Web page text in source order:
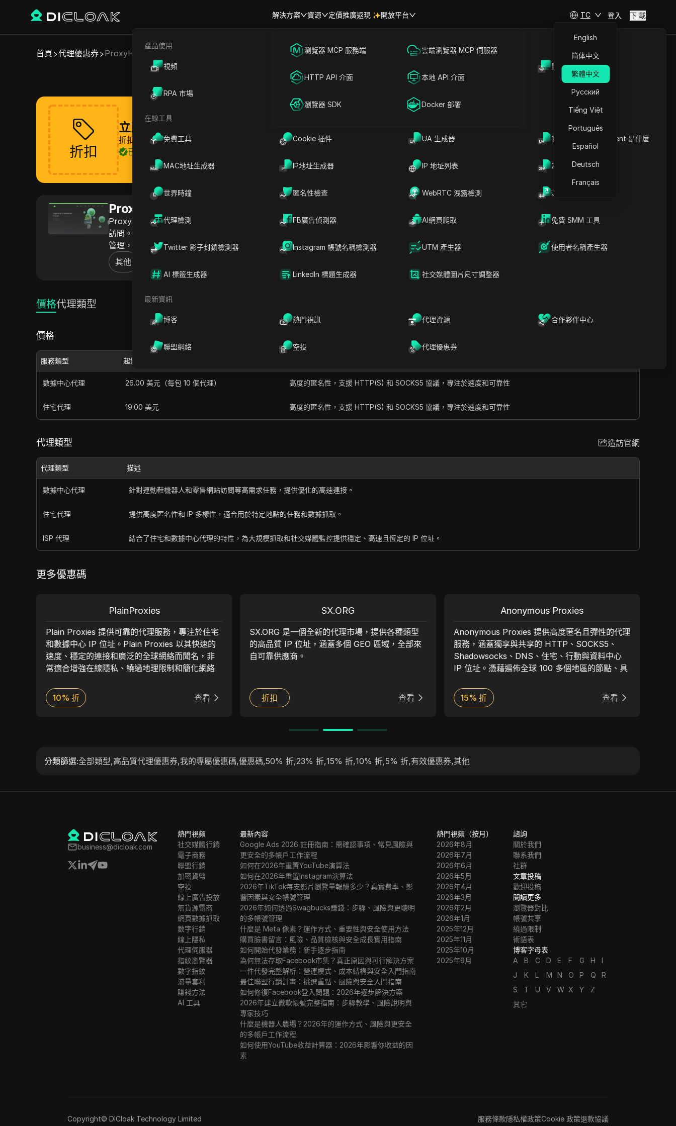
解決方案
海外社媒營銷
廣告投放
帳號共享
資源
產品使用
視頻 開放API
RPA 市場
在線工具
免費工具 Cookie 插件 UA 生成器 我的瀏覽器 User Agent 是什麼
MAC地址生成器 IP地址生成器 IP 地址列表 2FA验证码生成器
世界時鐘 匿名性檢查 WebRTC 洩露檢測 UUID 產生器
代理檢測 FB廣告偵測器 AI網頁爬取 免費 SMM 工具
Twitter 影子封鎖檢測器 Instagram 帳號名稱檢測器 UTM 產生器 使用者名稱產生器
AI 標籤生成器 LinkedIn 標題生成器 社交媒體圖片尺寸調整器
最新資訊
博客 熱門視訊 代理資源 合作夥伴中心
聯盟網絡 空投 代理優惠券
定價推廣返現 開放平台
瀏覽器 MCP 服務端 雲端瀏覽器 MCP 伺服器
HTTP API 介面 本地 API 介面
瀏覽器 SDK Docker 部署
TC
English
简体中文
繁體中文
Русский
Tiếng Việt
Português
Español
Deutsch
Français
登入 下 載
首頁 代理優惠券 ProxyHeaven
有效的 ProxyHeaven 優惠券和優惠碼
折扣
立即領取 ProxyHeaven 折扣
折扣即將推出，請耐心等待
已驗證
ProxyHeaven
ProxyHeaven 率先提供精英代理解決方案，確保在線的頂級匿名性。它專為專業人士和隱私愛好者設計，提供廣泛的 IP 範圍以便於多功能的網絡
訪問。ProxyHeaven 強大的基礎設施保證了高速且穩定的連接，非常適合要求苛刻的網絡任務。其以使用者為中心的設計和專業支持簡化了代理
管理，提供無憂的瀏覽體驗。
其他
價格代理類型
價格
服務類型 起始價格
數據中心代理 26.00 美元（每包 10 個代理） 高度的匿名性，支援 HTTP(S) 和 SOCKS5 協議，專注於速度和可靠性
住宅代理 19.00 美元 高度的匿名性，支援 HTTP(S) 和 SOCKS5 協議，專注於速度和可靠性
代理類型 造訪官網
代理類型 描述
數據中心代理 針對運動鞋機器人和零售網站訪問等高需求任務，提供優化的高速連接。
住宅代理 提供高度匿名性和 IP 多樣性，適合用於特定地點的任務和數據抓取。
ISP 代理 結合了住宅和數據中心代理的特性，為大規模抓取和社交媒體監控提供穩定、高速且恆定的 IP 位址。
更多優惠碼
PlainProxies
Plain Proxies 提供可靠的代理服務，專注於住宅
和數據中心 IP 位址。Plain Proxies 以其快速的
速度、穩定的連接和廣泛的全球網絡而聞名，非
常適合增強在線隱私、繞過地理限制和簡化網絡
滿意度，提供友好的使用介面和強大的安全措
施，確保無縫且安全的瀏覽體驗。無論是個人還
10% 折 查看
SX.ORG
SX.ORG 是一個全新的代理市場，提供各種類型
的高品質 IP 位址，涵蓋多個 GEO 區域，全部來
自可靠供應商。
折扣 查看
Anonymous Proxies
Anonymous Proxies 提供高度匿名且彈性的代理
服務，涵蓋獨享與共享的 HTTP、SOCKS5、
Shadowsocks、DNS、住宅、行動與資料中心
IP 位址。憑藉遍佈全球 100 多個地區的節點、具
小時的專業支援，Anonymous Proxies 為從日常
瀏覽到大規模自動化的各種情境提供快速且可靠
15% 折 查看
分類篩選:全部類型,高品質代理優惠券,我的專屬優惠碼,優惠碼,50% 折,23% 折,15% 折,10% 折,5% 折,有效優惠券,其他
business@dicloak.com
熱門視頻
社交媒體行銷
電子商務
聯盟行銷
加密貨幣
空投
線上廣告投放
無貨源電商
網頁數據抓取
數字行銷
線上隱私
代理伺服器
指紋瀏覽器
數字指紋
流量套利
賺錢方法
AI 工具
最新內容
Google Ads 2026 註冊指南：需確認事項、常見風險與
更安全的多帳戶工作流程
如何在2026年重置YouTube演算法
如何在2026年重置Instagram演算法
2026年TikTok每支影片瀏覽量報酬多少？真實費率、影
響因素與安全帳號管理
2026年如何透過Swagbucks賺錢：步驟、風險與更聰明
的多帳號管理
什麼是 Meta 像素？運作方式、重要性與安全使用方法
購買臉書留言：風險、品質檢核與安全成長實用指南
如何開始代發業務：新手逐步指南
為何無法存取Facebook市集？真正原因與可行解決方案
一件代發完整解析：營運模式、成本結構與安全入門指南
最佳聯盟行銷計畫：挑選重點、風險與安全入門指南
如何修復Facebook登入問題：2026年逐步解決方案
2026年建立微軟帳號完整指南：步驟教學、風險說明與
專家技巧
什麼是機器人農場？2026年的運作方式、風險與更安全
的多帳戶工作流程
如何使用YouTube收益計算器：2026年影響你收益的因
素
熱門視頻（按月）
2026年8月
2026年7月
2026年6月
2026年5月
2026年4月
2026年3月
2026年2月
2026年1月
2025年12月
2025年11月
2025年10月
2025年9月
諮詢
關於我們
聯系我們
社群
文章投稿
歡迎投稿
閱讀更多
瀏覽器對比
帳號共享
繞過限制
術語表
博客字母表
A
B C D E F G H
I
J
K L M N O P Q
R
S
T U V W X Y
Z
其它
Copyright© DICloak Technology Limited 服務條款隱私權政策Cookie 政策退款協議